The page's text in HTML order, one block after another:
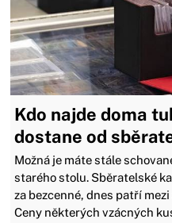
Kdo najde doma
dostane od
Možná je máte stále
starého stolu. Sběratelské
za bezcenné, dnes patří
Ceny některých vzácných